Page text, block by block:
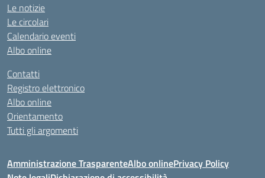
Le notizie
Le circolari
Calendario eventi
Albo online
Contatti
Registro elettronico
Albo online
Orientamento
Tutti gli argomenti
Amministrazione TrasparenteAlbo onlinePrivacy Policy